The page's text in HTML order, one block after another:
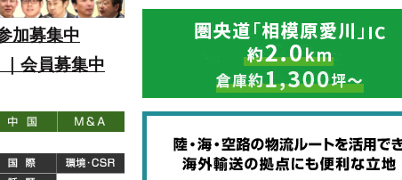
加募集中
会員募集中